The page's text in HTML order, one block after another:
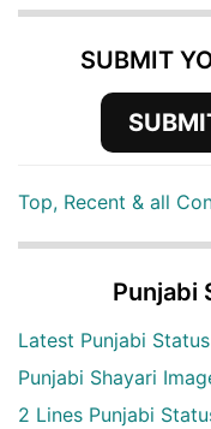
SUBMIT
Top, Recent & all
Punjabi
Latest Punjabi Status
Punjabi Shayari
2 Lines Punjabi